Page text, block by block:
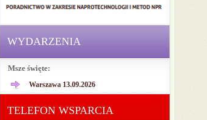
WYDARZENIA
Msze święte:
Warszawa 13.09.2026
TELEFON WSPARCIA